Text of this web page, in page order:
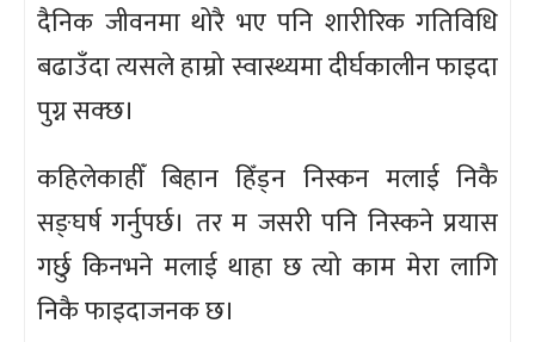
दैनिक जीवनमा थोरै भए पनि शारीरिक गतिविधि
बढाउँदा त्यसले हाम्रो स्वास्थ्यमा दीर्घकालीन फाइदा
पुग्न सक्छ।
कहिलेकाहीँ बिहान हिँड्न निस्कन मलाई निकै
सङ्घर्ष गर्नुपर्छ। तर म जसरी पनि निस्कने प्रयास
गर्छु किनभने मलाई थाहा छ त्यो काम मेरा लागि
निकै फाइदाजनक छ।